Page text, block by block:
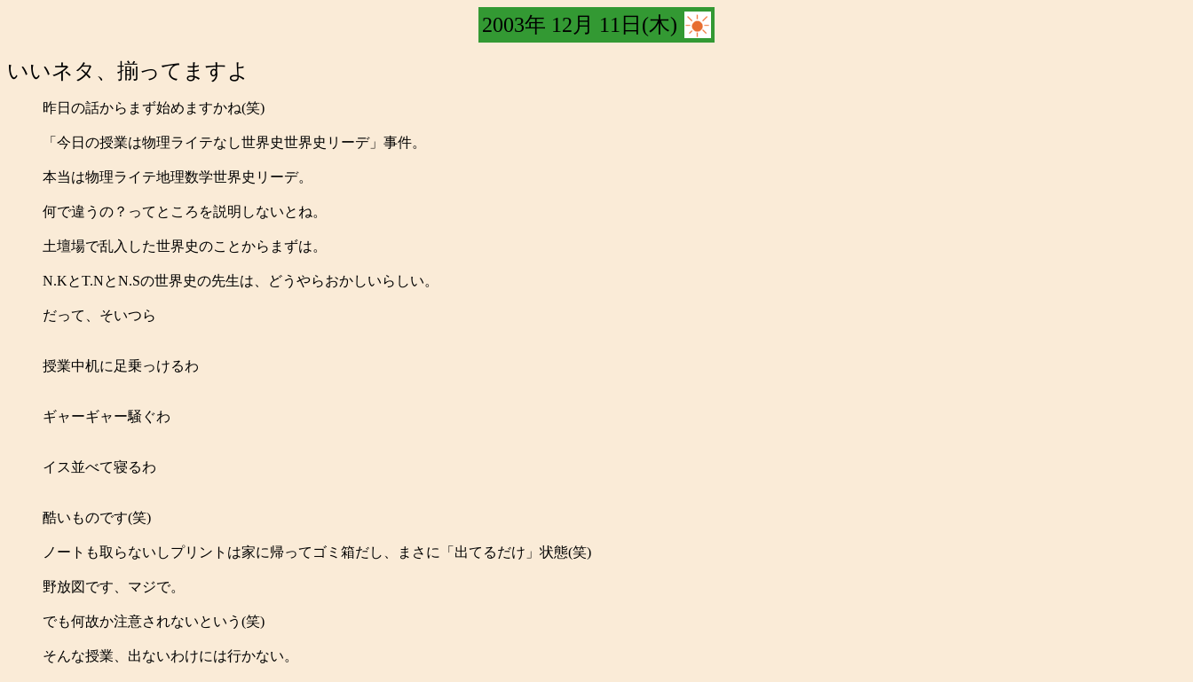
2003年 12月 11日(木)
いいネタ、揃ってますよ
昨日の話からまず始めますかね(笑)
「今日の授業は物理ライテなし世界史世界史リーデ」事件。
本当は物理ライテ地理数学世界史リーデ。
何で違うの？ってところを説明しないとね。
土壇場で乱入した世界史のことからまずは。
N.KとT.NとN.Sの世界史の先生は、どうやらおかしいらしい。
だって、そいつら
授業中机に足乗っけるわ
ギャーギャー騒ぐわ
イス並べて寝るわ
酷いものです(笑)
ノートも取らないしプリントは家に帰ってゴミ箱だし、まさに「出てるだけ」状態(笑)
野放図です、マジで。
でも何故か注意されないという(笑)
そんな授業、出ないわけには行かない。